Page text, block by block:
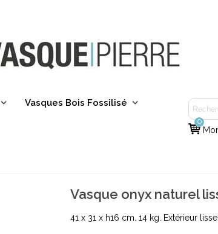
Vasques Bois Fossilisé
0
Vasque onyx naturel
41 x 31 x h16 cm. 14 kg. Extérieur